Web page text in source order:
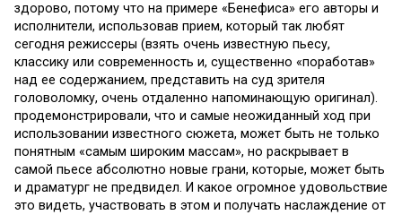
здорово, потому что на примере «Бенефиса» его авторы и
исполнители, использовав прием, который так любят
сегодня режиссеры (взять очень известную пьесу,
классику или современность и, существенно «поработав»
над ее содержанием, представить на суд зрителя
головоломку, очень отдаленно напоминающую оригинал).
продемонстрировали, что и самые неожиданный ход при
использовании известного сюжета, может быть не только
понятным «самым широким массам», но раскрывает в
самой пьесе абсолютно новые грани, которые, может быть
и драматург не предвидел. И какое огромное удовольствие
это видеть, участвовать в этом и получать наслаждение от